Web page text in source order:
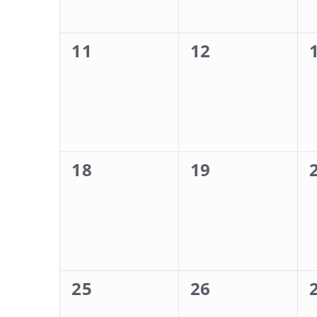
0
11
0
12
0
0
18
0
19
0
25
0
26